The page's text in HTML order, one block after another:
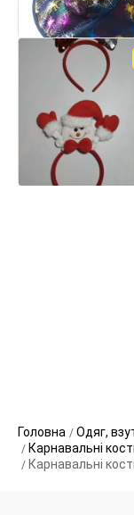
Головна
Одяг,
Карнавальні
Карнавальні